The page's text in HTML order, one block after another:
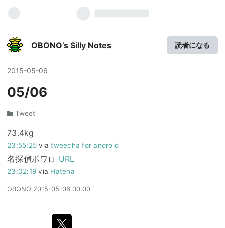
OBONO’s Silly Notes 読者になる
2015-05-06
05/06
Tweet
73.4kg
23:55:25 viatweecha for android
名探偵ポワロ URL
23:02:19 via Hatena
OBONO 2015-05-06 00:00